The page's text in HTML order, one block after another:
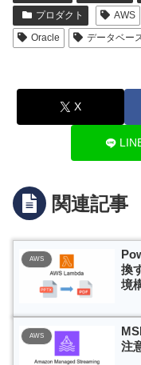
プロダクト
AWS
Oracle
データベー
X
関連記事
AWS
換
境
AWS
注